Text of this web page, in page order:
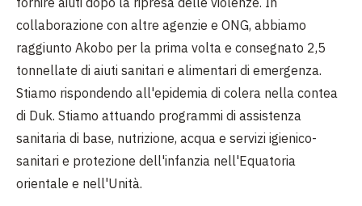
collaborazione con altre agenzie e ONG, abbiamo
raggiunto Akobo per la prima volta e consegnato 2,5
tonnellate di aiuti sanitari e alimentari di emergenza.
Stiamo rispondendo all'epidemia di colera nella contea
di Duk. Stiamo attuando programmi di assistenza
sanitaria di base, nutrizione, acqua e servizi igienico-
sanitari e protezione dell'infanzia nell'Equatoria
orientale e nell'Unità.